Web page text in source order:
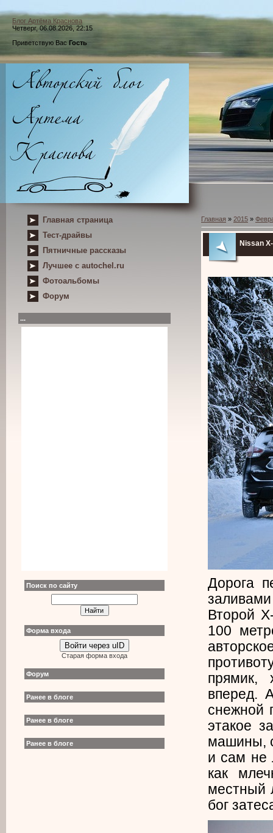
Блог Артёма Краснова
Четверг, 06.08.2026, 22:15
Приветствую Вас Гость
Главная страница
Тест-драйвы
Пятничные рассказы
Лучшее с autochel.ru
Фотоальбомы
Форум
...
Поиск по сайту
Форма входа
Войти через uID
Старая форма входа
Форум
Ранее в блоге
Ранее в блоге
Ранее в блоге
Главная » 2015 »
Nissan
Дорога
Второй
100
прямик,
вперед.
снежной
этакое
машины,
и сам не
как
местный
бог